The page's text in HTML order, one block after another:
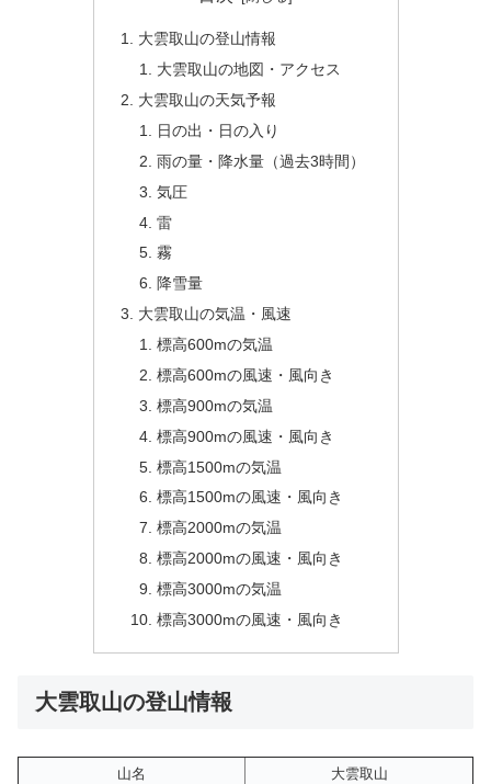
大雲取山の登山情報
大雲取山の地図・アクセス
大雲取山の天気予報
日の出・日の入り
雨の量・降水量（過去3時間）
気圧
雷
霧
降雪量
大雲取山の気温・風速
標高600mの気温
標高600mの風速・風向き
標高900mの気温
標高900mの風速・風向き
標高1500mの気温
標高1500mの風速・風向き
標高2000mの気温
標高2000mの風速・風向き
標高3000mの気温
標高3000mの風速・風向き
大雲取山の登山情報
山名
大雲取山